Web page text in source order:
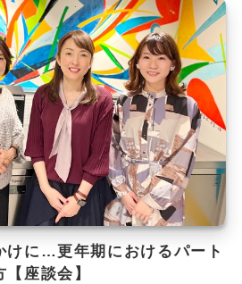
けに…更年期におけるパート
座談会】